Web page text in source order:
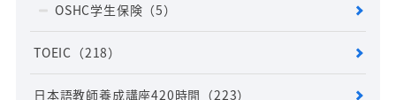
OSHC学生保険 （5）
TOEIC （218）
日本語教師養成講座420時間 （223）